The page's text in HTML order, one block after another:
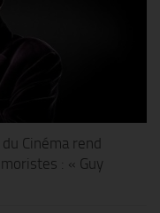
Cinéma rend
: « Guy